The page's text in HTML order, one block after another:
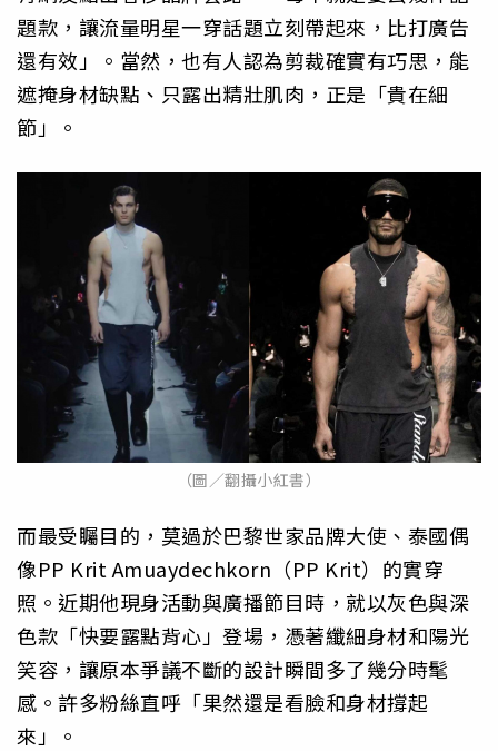
題款，讓流量明星一穿話題立刻帶起來，比打廣告
還有效」。當然，也有人認為剪裁確實有巧思，能
遮掩身材缺點、只露出精壯肌肉，正是「貴在細
節」。
（圖／翻攝小紅書）
而最受矚目的，莫過於巴黎世家品牌大使、泰國偶
像PP Krit Amuaydechkorn（PP Krit）的實穿
照。近期他現身活動與廣播節目時，就以灰色與深
色款「快要露點背心」登場，憑著纖細身材和陽光
笑容，讓原本爭議不斷的設計瞬間多了幾分時髦
感。許多粉絲直呼「果然還是看臉和身材撐起
來」。